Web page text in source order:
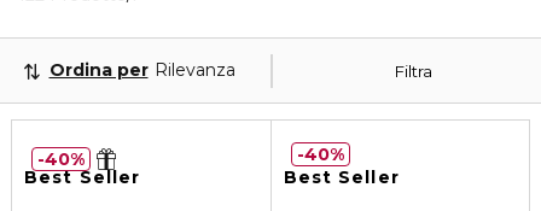
Filtra
Ordina per Rilevanza
Best Seller
40%
Best Seller
40%